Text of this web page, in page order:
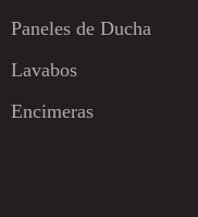
Paneles de Ducha
Lavabos
Encimeras